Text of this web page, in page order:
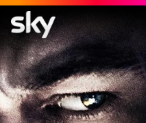
Shutter Island